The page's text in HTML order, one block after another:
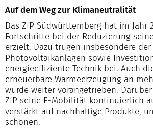
Auf dem Weg zur Klimaneutralität
Das ZfP Südwürttemberg hat im Jahr
Fortschritte bei der Reduzierung
erzielt. Dazu trugen insbesondere
Photovoltaikanlagen sowie
energieeffiziente Technik bei. Auch
erneuerbare Wärmeerzeugung an
wurde weiter vorangetrieben.
ZfP seine E-Mobilität kontinuierlich
verstärkt auf nachhaltige Produkte,
schonen.